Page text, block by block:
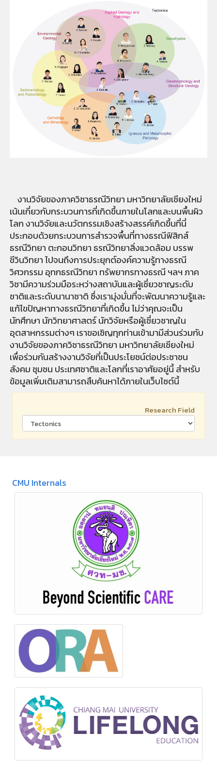
งานวิจัยของภาควิชาธรณีวิทยา มหาวิทยาลัยเชียงใหม่
เน้นเกี่ยวกับกระบวนการที่เกิดขึ้นภายในโลกและบนพื้นผิว
โลก งานวิจัยและนวัตกรรมเชิงสร้างสรรค์เกิดขึ้นที่นี่
ประกอบด้วยกระบวนการสำรวจพื้นที่ทางธรณีฟิสิกส์
ธรณีวิทยา ตะกอนวิทยา ธรณีวิทยาสิ่งแวดล้อม บรรพ
ชีวินวิทยา ไปจนถึงการประยุกต์องค์ความรู้ทางธรณี
วิศวกรรม อุทกธรณีวิทยา ทรัพยากรทางธรณี ฯลฯ ภาค
วิชามีความร่วมมือระหว่างสถาบันและผู้เชี่ยวชาญระดับ
ชาติและระดับนานาชาติ ซึ่งเรามุ่งมั่นที่จะพัฒนาความรู้และ
แก้ไขปัญหาทางธรณีวิทยาที่เกิดขึ้น ไม่ว่าคุณจะเป็น
นักศึกษา นักวิทยาศาสตร์ นักวิจัยหรือผู้เชี่ยวชาญใน
อุตสาหกรรมต่างๆ เราขอเชิญทุกท่านเข้ามามีส่วนร่วมกับ
งานวิจัยของภาควิชาธรณีวิทยา มหาวิทยาลัยเชียงใหม่
เพื่อร่วมกันสร้างงานวิจัยที่เป็นประโยชน์ต่อประชาชน
สังคม ชุมชน ประเทศชาติและโลกที่เราอาศัยอยู่นี้ สำหรับ
ข้อมูลเพิ่มเติมสามารถสืบค้นหาได้ภายในเว็บไซต์นี้
Research Field
CMU Internals